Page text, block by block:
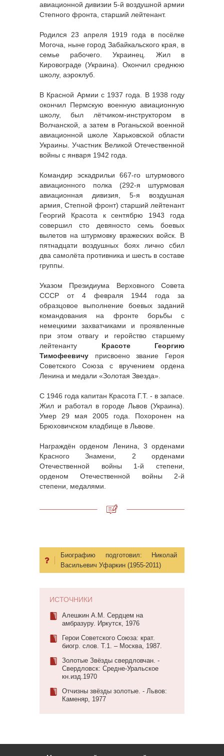
авиационной дивизии 5-й воздушной армии
Степного фронта, старший лейтенант.
Родился 23 апреля 1919 года в посёлке
Могоча, ныне город Забайкальского края, в
семье рабочего. Украинец. Жил в
Кировограде (Украина). Окончил среднюю
школу, аэроклуб.
В Красной Армии с 1937 года. В 1938 году
окончил Пермскую военную авиационную
школу, был лётчиком-инструктором в
Волчанской, а затем в Роганьской военной
авиационной школе Харьковской области
Украины. Участник Великой Отечественной
войны с января 1942 года.
Командир эскадрильи 667-го штурмового
авиационного полка (292-я штурмовая
авиационная дивизия, 5-я воздушная
армия, Степной фронт) старший лейтенант
Георгий Красота к сентябрю 1943 года
совершил сто девяносто семь боевых
вылетов на штурмовку вражеских войск. В
пятнадцати воздушных боях лично сбил
два самолёта противника и шесть в составе
группы.
Указом Президиума Верховного Совета
СССР от 4 февраля 1944 года за
образцовое выполнение боевых заданий
командования на фронте борьбы с
немецкими захватчиками и проявленные
при этом отвагу и геройство старшему
лейтенанту Красоте Георгию
Тимофеевичу присвоено звание Героя
Советского Союза с вручением ордена
Ленина и медали «Золотая Звезда».
С 1946 года капитан Красота Г.Т. - в запасе.
Жил и работал в городе Львов (Украина).
Умер 29 мая 2005 года. Похоронен на
Брюховичском кладбище в Львове.
Награждён орденом Ленина, 3 орденами
Красного Знамени, 2 орденами
Отечественной войны 1-й степени,
орденом Отечественной войны 2-й
степени, медалями.
Биографию подготовил:
Николай
Васильевич Уфаркин (1955-2011)
ИСТОЧНИКИ
Алешкин А.М. Сердцем на
амбразуру. Иркутск, 1976
Герои Советского Союза: крат.
биогр. слов. Т.1. – Москва, 1987.
Золотые Звёзды свердловчан. -
Свердловск: Средне-Уральское
кн.изд.1970
Отчизны звёзды золотые. - Львов:
Каменяр, 1977